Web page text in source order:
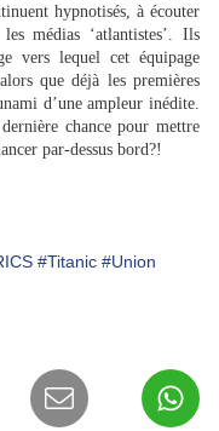
hypnotisés, à écouter
médias ‘atlantistes’. Ils
vers lequel cet équipage
que déjà les premières
d’une ampleur inédite.
chance pour mettre
par-dessus bord?!
#Titanic #Union